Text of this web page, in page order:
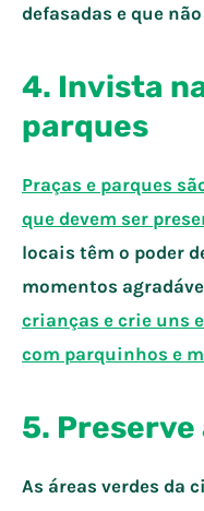
defasadas e que
4. Invista
parques
Praças e parques
que devem ser
locais têm o poder
momentos
crianças e crie uns
com parquinhos e
5. Preserve
As áreas verdes da